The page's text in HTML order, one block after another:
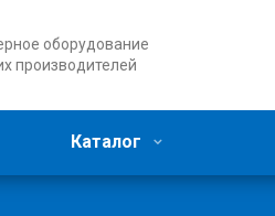
оборудование
производителей
Каталог